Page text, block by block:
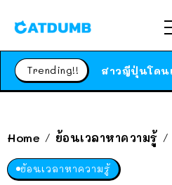
Trending!!
Home / ย้อนเวลาหาความรู้ /
ย้อนเวลาหาความรู้